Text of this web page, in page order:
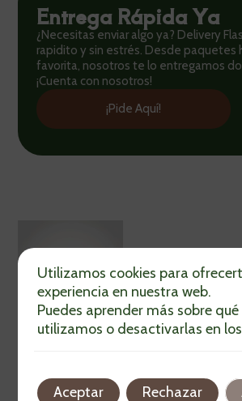
Entrega Rápida Ya
¿Necesitas enviar algo ya? Delivery
rapidito y sin estrés. Desde paquetes
favorita, nosotros te lo entregamos
¡Cuenta con nosotros!
¡Pide Aquí!
Utilizamos cookies para
experiencia en nuestra web.
Puedes aprender más sobre qué
utilizamos o desactivarlas en los
Aceptar Rechazar